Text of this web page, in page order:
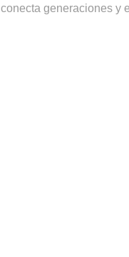
conecta generaciones y